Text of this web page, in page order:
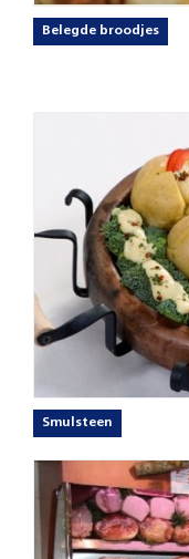
Belegde broodjes
Smulsteen